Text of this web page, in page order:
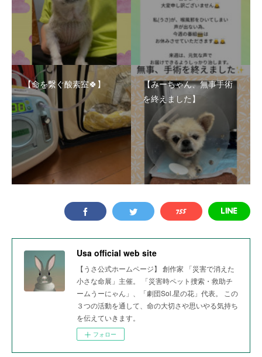
【命を繋ぐ酸素室🍀】
【みーちゃん、無事手術
を終えました】
Usa official web site
【うさ公式ホームページ】 創作家 「災害で消えた
小さな命展」主催。 「災害時ペット捜索・救助チ
ームうーにゃん」、「劇団Sol.星の花」代表。 この
３つの活動を通して、命の大切さや思いやる気持ち
を伝えていきます。
フォロー